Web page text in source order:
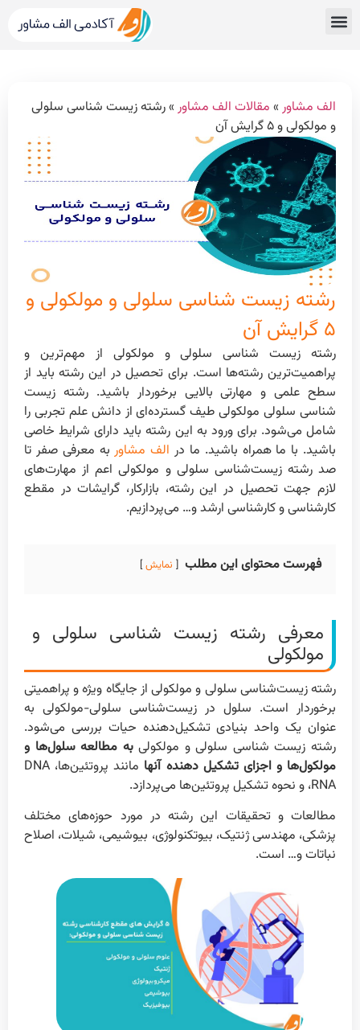
الف مشاور » مقالات الف مشاور »رشته زیست شناسی سلولی
و مولکولی و ۵ گرایش آن
رشته زیست شناسی سلولی و مولکولی و
۵ گرایش آن
رشته زیست شناسی سلولی و مولکولی از مهم‌ترین و
پر‌اهمیت‌ترین رشته‌ها است. برای تحصیل در این رشته باید از
سطح علمی و مهارتی بالایی برخوردار باشید. رشته زیست
شناسی سلولی مولکولی طیف گسترده‌ای از دانش علم تجربی را
شامل می‌شود. برای ورود به این رشته باید دارای شرایط خاصی
باشید. با ما همراه باشید. ما در الف مشاوربه معرفی صفر تا
صد رشته زیست‌شناسی سلولی و مولکولی اعم از مهارت‌های
لازم جهت تحصیل در این رشته، بازار‌کار، گرایشات در مقطع
کارشناسی و کارشناسی ارشد و… می‌پردازیم.
فهرست محتوای این مطلب نمایش
معرفی رشته زیست شناسی سلولی و
مولکولی
رشته زیست‌شناسی سلولی و مولکولی از جایگاه ویژه و پر‌اهمیتی
برخوردار است. سلول در زیست‌شناسی سلولی-مولکولی به
عنوان یک واحد بنیادی تشکیل‌دهنده حیات بررسی می‌شود.
رشته زیست شناسی سلولی و مولکولیبه مطالعه سلول‌ها و
مولکول‌ها و اجزای تشکیل دهنده آنها
مانند پروتئین‌ها، DNA
،RNA و نحوه تشکیل پروتئین‌ها می‌پردازد.
مطالعات و تحقیقات این رشته در مورد حوزه‌های مختلف
پزشکی، مهندسی ژنتیک، بیوتکنولوژی، بیوشیمی، شیلات، اصلاح
نباتات و… است.